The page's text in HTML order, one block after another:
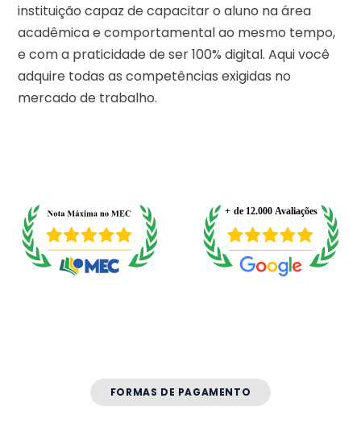
instituição capaz de capacitar o aluno na área
acadêmica e comportamental ao mesmo tempo,
e com a praticidade de ser 100% digital. Aqui você
adquire todas as competências exigidas no
mercado de trabalho.
FORMAS DE PAGAMENTO